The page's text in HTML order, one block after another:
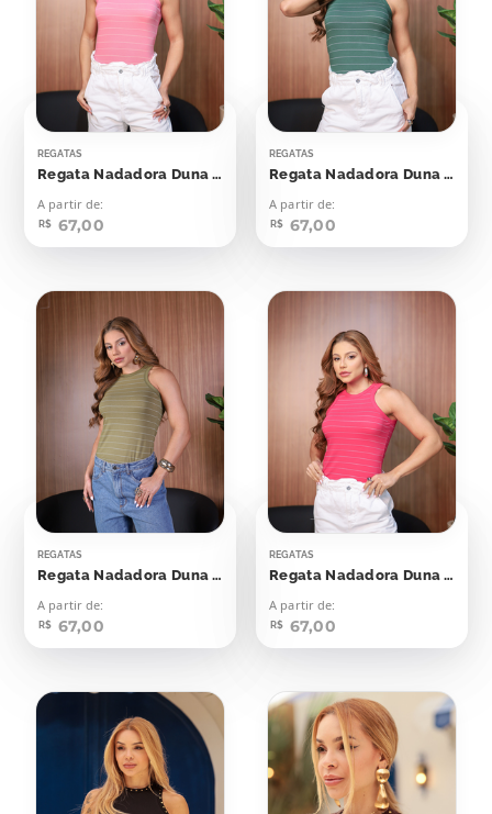
REGATAS
Regata Nadadora Duna Rosa Seco Listras Off
A partir de:
R$ 67,00
REGATAS
Regata Nadadora Duna Verde Esmeralda Com Off
A partir de:
R$ 67,00
REGATAS
Regata Nadadora Duna Verde Oriente Listras Off
A partir de:
R$ 67,00
REGATAS
Regata Nadadora Duna Viva Magenta
A partir de:
R$ 67,00